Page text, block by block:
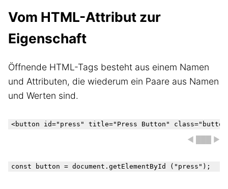
Vom HTML-Attribut zur
Eigenschaft
Öffnende HTML-Tags besteht aus einem Namen
und Attributen, die wiederum ein Paare aus Namen
und Werten sind.
◀ ███ ▶